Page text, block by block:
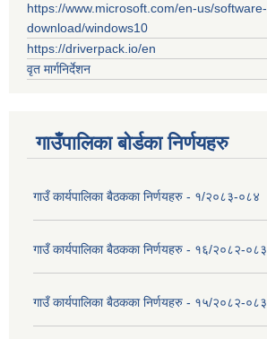
https://www.microsoft.com/en-us/software-
download/windows10
https://driverpack.io/en
वृत मार्गनिर्देशन
गाउँपालिका बोर्डका निर्णयहरु
गाउँ कार्यपालिका बैठकका निर्णयहरु - १/२०८३-०८४
गाउँ कार्यपालिका बैठकका निर्णयहरु - १६/२०८२-०८३
गाउँ कार्यपालिका बैठकका निर्णयहरु - १५/२०८२-०८३